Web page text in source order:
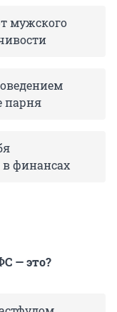
мужского
парня
финансах
— это?